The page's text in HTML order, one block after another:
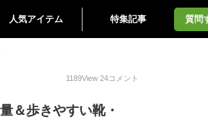
人気アイテム 特集記事 質問
1189View 24コメント
＆歩きやすい靴・